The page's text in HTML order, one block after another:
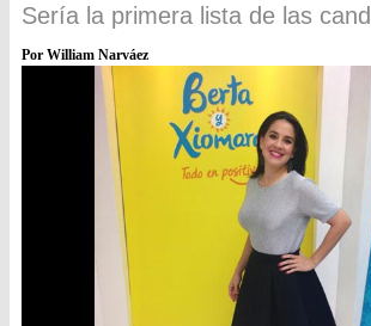
Sería la primera lista de las
Por William Narváez